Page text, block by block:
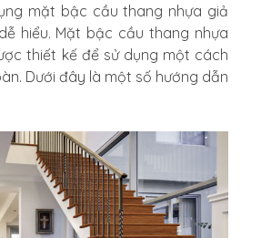
mặt bậc cầu thang nhựa giả
hiểu. Mặt bậc cầu thang nhựa
thiết kế để sử dụng một cách
Dưới đây là một số hướng dẫn